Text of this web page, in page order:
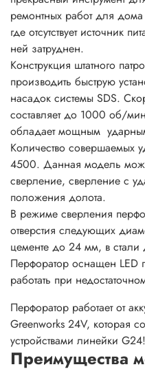
ремонтных работ для
где отсутствует источник
ней затруднен.
Конструкция штатного
производить быструю
насадок системы SDS.
составляет до 1000 об/
обладает мощным
Количество совершаемых
4500. Данная модель
сверление, сверление с
положения долота.
В режиме сверления
отверстия следующих
цементе до 24 мм, в
Перфоратор оснащен LED
работать при
Перфоратор работает от
Greenworks 24V, которая
устройствами линейки G24!
Преимущества